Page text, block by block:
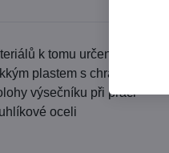
k tomu určených
plastem s chráničem
výsečníku při práci
oceli